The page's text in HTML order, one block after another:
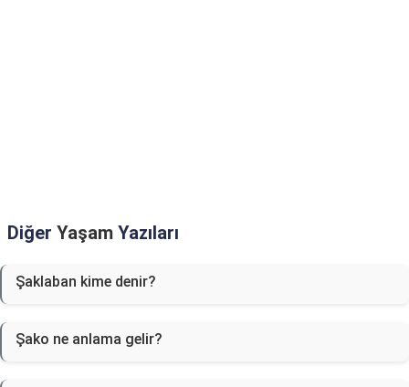
Diğer Yaşam Yazıları
Şaklaban kime denir?
Şako ne anlama gelir?